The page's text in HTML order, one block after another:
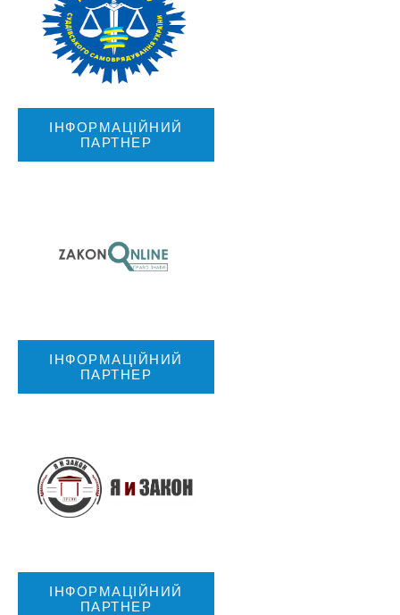
ІНФОРМАЦІЙНИЙ
ПАРТНЕР
ІНФОРМАЦІЙНИЙ
ПАРТНЕР
ІНФОРМАЦІЙНИЙ
ПАРТНЕР